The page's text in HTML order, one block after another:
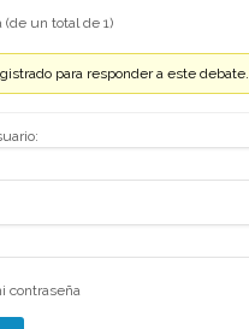
(de un total de 1)
para responder a este debate.
contraseña